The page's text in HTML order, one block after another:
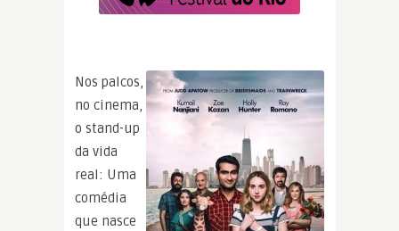
Nos palcos,
no cinema,
o stand-up
da vida
real: Uma
comédia
que nasce